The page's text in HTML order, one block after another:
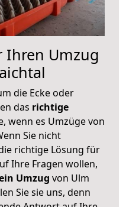
Ihren Umzug
die Ecke oder
das richtige
wenn es Umzüge von
Sie nicht
richtige Lösung für
Ihre Fragen wollen,
Umzug von Ulm
Sie sie uns, denn